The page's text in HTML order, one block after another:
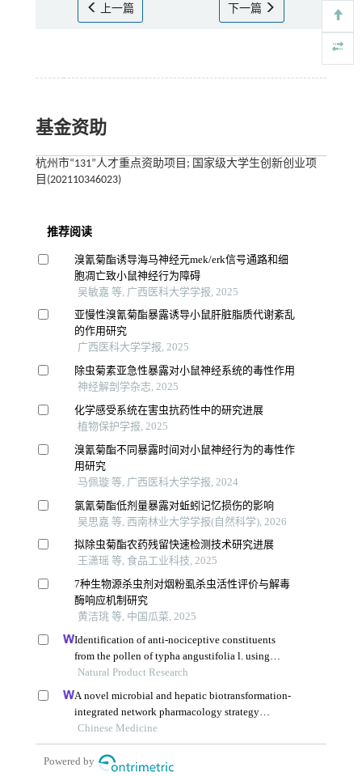
上一篇 下一篇
基金资助
杭州市“131”人才重点资助项目; 国家级大学生创新创业项
目(202110346023)